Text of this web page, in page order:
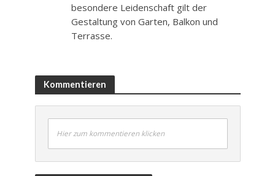
besondere Leidenschaft gilt der
Gestaltung von Garten, Balkon und
Terrasse.
Kommentieren
Hier zum kommentieren klicken